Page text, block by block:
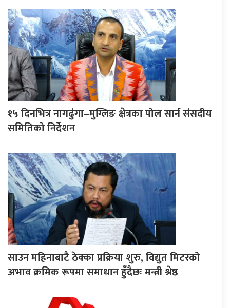
१५ दिनभित्र नागढुंगा–मुग्लिङ क्षेत्रका पोल सार्न संसदीय
समितिको निर्देशन
साउन महिनाबाटै ठेक्का प्रक्रिया शुरु, विद्युत मिटरको
अभाव क्रमिक रूपमा समाधान हुँदैछः मन्त्री श्रेष्ठ